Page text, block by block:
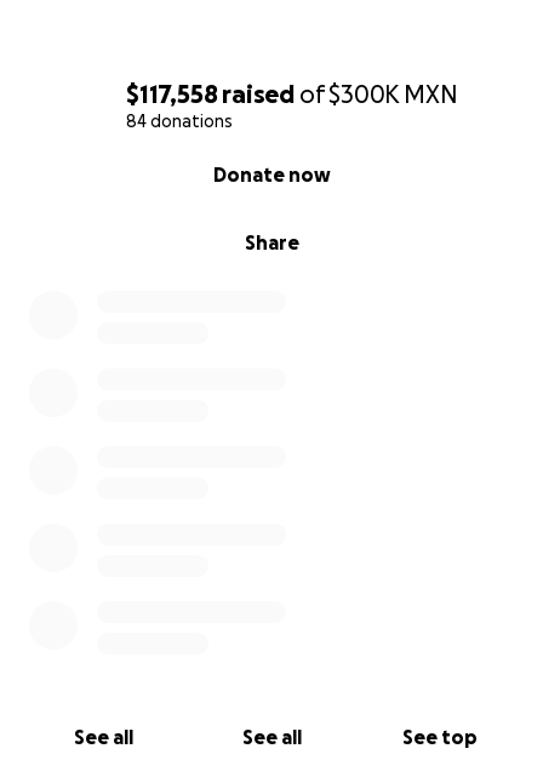
$117,558 raised of$300K MXN
84 donations
Share
Donate now
See all See all See top